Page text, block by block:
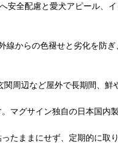
全配慮と愛犬アピール、
線からの色褪せと劣化を防
周辺など屋外で長期間、鮮
マグサイン独自の日本国内
ままにせず、定期的に取